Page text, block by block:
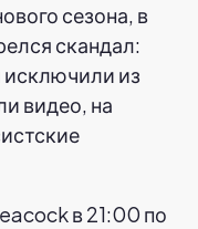
сезона, в
скандал:
из
видео, на
в 21:00 по